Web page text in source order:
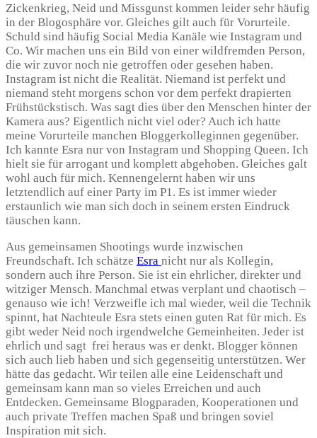
Zickenkrieg, Neid und Missgunst kommen leider sehr häufig
in der Blogosphäre vor. Gleiches gilt auch für Vorurteile.
Schuld sind häufig Social Media Kanäle wie Instagram und
Co. Wir machen uns ein Bild von einer wildfremden Person,
die wir zuvor noch nie getroffen oder gesehen haben.
Instagram ist nicht die Realität. Niemand ist perfekt und
niemand steht morgens schon vor dem perfekt drapierten
Frühstückstisch. Was sagt dies über den Menschen hinter der
Kamera aus? Eigentlich nicht viel oder? Auch ich hatte
meine Vorurteile manchen Bloggerkolleginnen gegenüber.
Ich kannte Esra nur von Instagram und Shopping Queen. Ich
hielt sie für arrogant und komplett abgehoben. Gleiches galt
wohl auch für mich. Kennengelernt haben wir uns
letztendlich auf einer Party im P1. Es ist immer wieder
erstaunlich wie man sich doch in seinem ersten Eindruck
täuschen kann.
Aus gemeinsamen Shootings wurde inzwischen
Freundschaft. Ich schätze Esra nicht nur als Kollegin,
sondern auch ihre Person. Sie ist ein ehrlicher, direkter und
witziger Mensch. Manchmal etwas verplant und chaotisch –
genauso wie ich! Verzweifle ich mal wieder, weil die Technik
spinnt, hat Nachteule Esra stets einen guten Rat für mich. Es
gibt weder Neid noch irgendwelche Gemeinheiten. Jeder ist
ehrlich und sagt frei heraus was er denkt. Blogger können
sich auch lieb haben und sich gegenseitig unterstützen. Wer
hätte das gedacht. Wir teilen alle eine Leidenschaft und
gemeinsam kann man so vieles Erreichen und auch
Entdecken. Gemeinsame Blogparaden, Kooperationen und
auch private Treffen machen Spaß und bringen soviel
Inspiration mit sich.